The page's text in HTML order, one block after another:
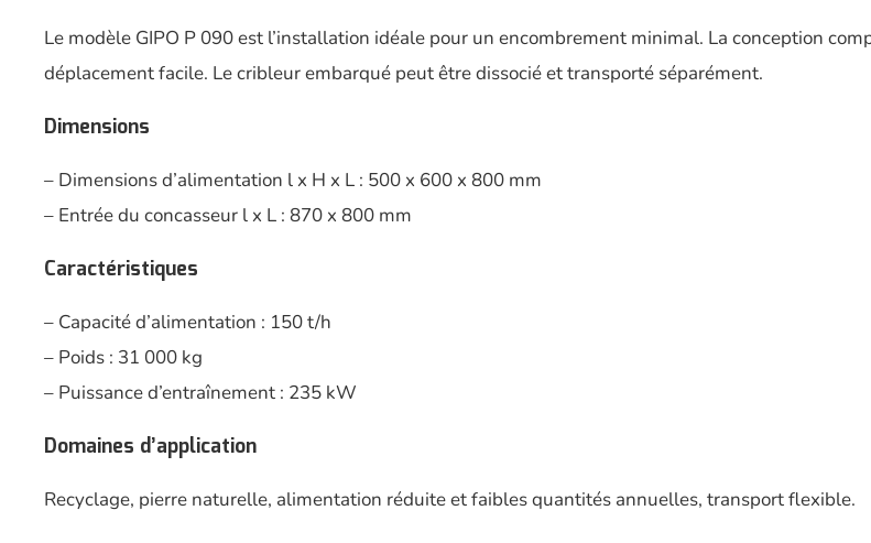
Le modèle GIPO P 090 est l’installation idéale pour un encombrement minimal. La conception
déplacement facile. Le cribleur embarqué peut être dissocié et transporté séparément.
Dimensions
– Dimensions d’alimentation l x H x L : 500 x 600 x 800 mm
– Entrée du concasseur l x L : 870 x 800 mm
Caractéristiques
– Capacité d’alimentation : 150 t/h
– Poids : 31 000 kg
– Puissance d’entraînement : 235 kW
Domaines d’application
Recyclage, pierre naturelle, alimentation réduite et faibles quantités annuelles, transport flexible.